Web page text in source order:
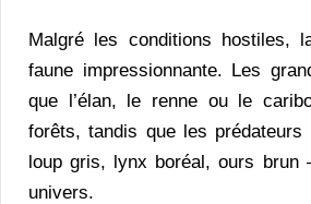
Malgré les conditions hostiles,
faune impressionnante. Les
que l’élan, le renne ou le
forêts, tandis que les
loup gris, lynx boréal, ours
univers.